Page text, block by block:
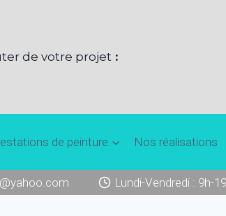
de votre projet :
de peinture Nos réalisations
Lundi-Vendredi : 9h-